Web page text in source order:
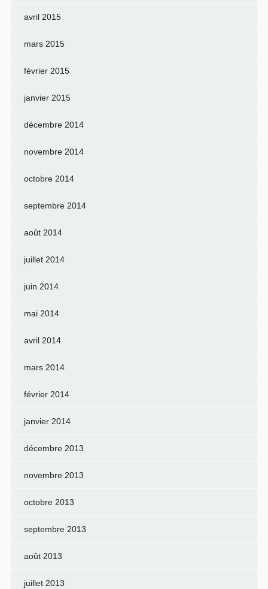
avril 2015
mars 2015
février 2015
janvier 2015
décembre 2014
novembre 2014
octobre 2014
septembre 2014
août 2014
juillet 2014
juin 2014
mai 2014
avril 2014
mars 2014
février 2014
janvier 2014
décembre 2013
novembre 2013
octobre 2013
septembre 2013
août 2013
juillet 2013